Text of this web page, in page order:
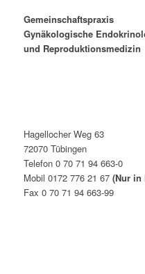
Gemeinschaftspraxis
Gynäkologische
und Reproduktionsmedizin
Hagellocher Weg 63
72070 Tübingen
Telefon 0 70 71 94 663-0
Mobil 0172 776 21 67 (Nur in
Fax 0 70 71 94 663-99